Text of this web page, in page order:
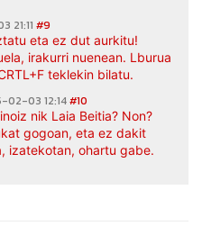
21:11 #9
eta ez dut aurkitu!
irakurri nuenean. Lburua
teklekin bilatu.
02-03 12:14#10
nik Laia Beitia? Non?
gogoan, eta ez dakit
izatekotan, ohartu gabe.